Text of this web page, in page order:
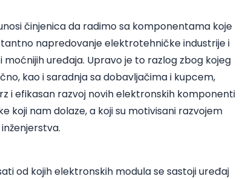
činjenica da radimo sa komponentama koje
napredovanje elektrotehničke industrije i
uređaja. Upravo je to razlog zbog kojeg
kao i saradnja sa dobavljačima i kupcem,
i efikasan razvoj novih elektronskih komponenti
koji nam dolaze, a koji su motivisani razvojem
od kojih elektronskih modula se sastoji uređaj